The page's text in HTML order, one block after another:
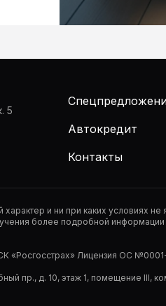
5
Автокредит
Контакты
и ни при каких условиях
более подробной
«Росгосстрах» Лицензия ОС
пр., д. 10, этаж 1, помещение